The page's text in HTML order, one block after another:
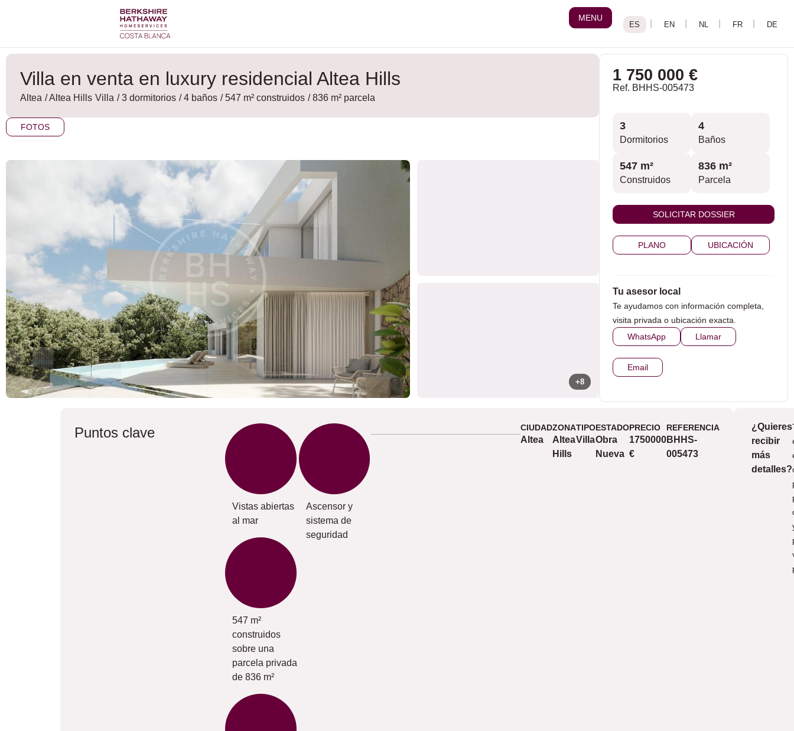
MENU
Villa en venta en luxury residencial Altea Hills
Altea /Altea Hills Villa / 3 dormitorios / 4 baños / 547 m² construidos / 836 m² parcela
FOTOS
+8
1 750 000 €
Ref. BHHS-005473
3
Dormitorios
4
Baños
547 m²
Construidos
836 m²
Parcela
SOLICITAR DOSSIER
PLANO UBICACIÓN
Tu asesor local
Te ayudamos con información completa,
visita privada o ubicación exacta.
WhatsApp
Llamar
Email
Puntos clave
Vistas abiertas
al mar
547 m²
construidos
sobre una
parcela privada
de 836 m²
Ascensor y
sistema de
seguridad
CIUDAD
Altea
ZONA
Altea
Hills
TIPO
Villa
ESTADO
Obra
Nueva
PRECIO
1750000
€
REFERENCIA
BHHS-
005473
Vistas
¿Quieres
recibir
más
detalles?